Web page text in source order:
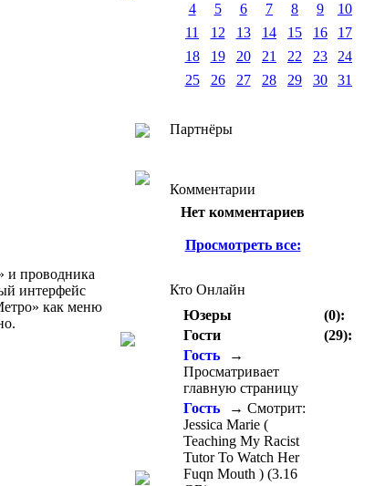
и проводника
интерфейс
как меню
4
5 6 7 8 9
10
11
12 13 14 15 16
17
18
19 20 21 22 23
24
25
26 27 28 29 30 31
Партнёры
Комментарии
Нет комментариев
Просмотреть все:
Кто Онлайн
Юзеры
(0):
Гости
(29):
Гость
→
Просматривает
главную страницу
Гость
→ Смотрит:
Jessica Marie (
Teaching My Racist
Tutor To Watch Her
Fuqn Mouth ) (3.16